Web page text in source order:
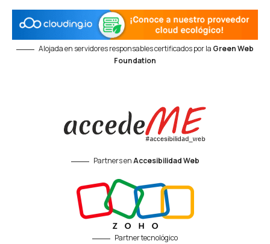
Alojada en servidores responsables certificados por la Green Web
Foundation
Partners enAccesibilidad Web
Partner tecnológico